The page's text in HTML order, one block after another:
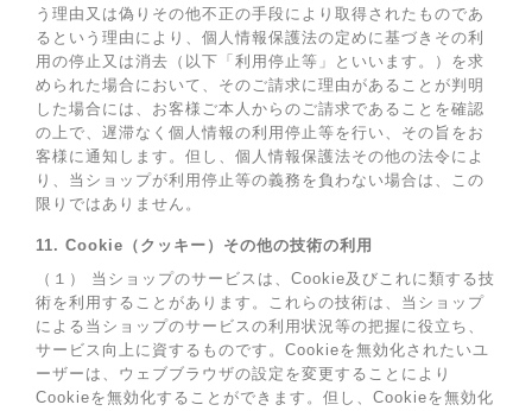
う理由又は偽りその他不正の手段により取得されたものであ
るという理由により、個人情報保護法の定めに基づきその利
用の停止又は消去（以下「利用停止等」といいます。）を求
められた場合において、そのご請求に理由があることが判明
した場合には、お客様ご本人からのご請求であることを確認
の上で、遅滞なく個人情報の利用停止等を行い、その旨をお
客様に通知します。但し、個人情報保護法その他の法令によ
り、当ショップが利用停止等の義務を負わない場合は、この
限りではありません。
11. Cookie（クッキー）その他の技術の利用
（１） 当ショップのサービスは、Cookie及びこれに類する技
術を利用することがあります。これらの技術は、当ショップ
による当ショップのサービスの利用状況等の把握に役立ち、
サービス向上に資するものです。Cookieを無効化されたいユ
ーザーは、ウェブブラウザの設定を変更することにより
Cookieを無効化することができます。但し、Cookieを無効化